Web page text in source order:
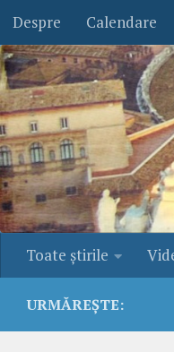
Skip to content
Despre Calendare
Toate ştirile
URMĂREȘTE: